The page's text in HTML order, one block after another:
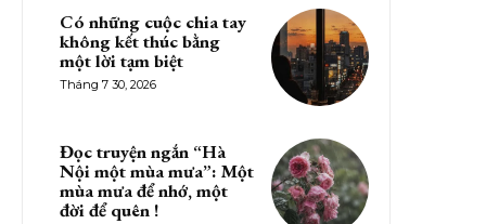
Có những cuộc chia tay
không kết thúc bằng
một lời tạm biệt
Tháng 7 30, 2026
Đọc truyện ngắn “Hà
Nội một mùa mưa”: Một
mùa mưa để nhớ, một
đời để quên !